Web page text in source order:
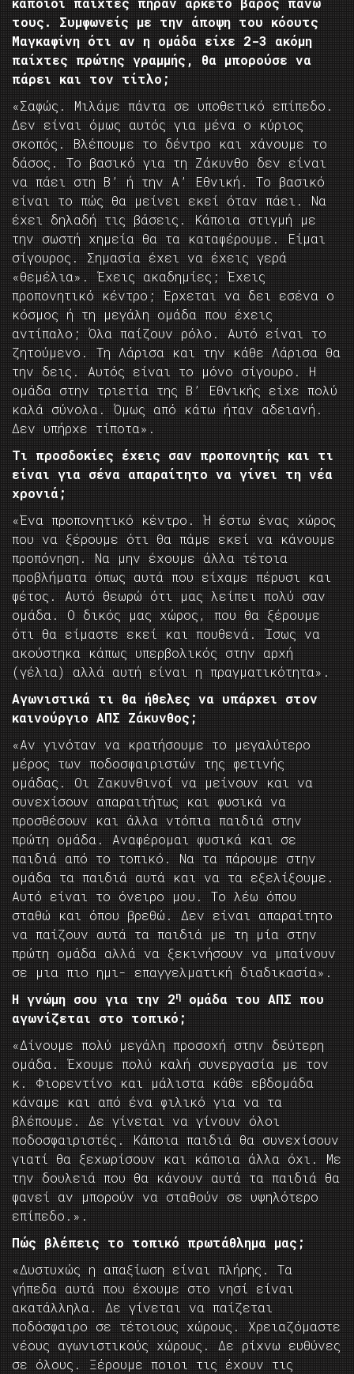
τους. Συμφωνείς με την άποψη του κόουτς
Μαγκαφίνη ότι αν η ομάδα είχε 2-3 ακόμη
παίχτες πρώτης γραμμής, θα μπορούσε να
πάρει και τον τίτλο;
«Σαφώς. Μιλάμε πάντα σε υποθετικό επίπεδο.
Δεν είναι όμως αυτός για μένα ο κύριος
σκοπός. Βλέπουμε το δέντρο και χάνουμε το
δάσος. Το βασικό για τη Ζάκυνθο δεν είναι
να πάει στη Β’ ή την Α’ Εθνική. Το βασικό
είναι το πώς θα μείνει εκεί όταν πάει. Να
έχει δηλαδή τις βάσεις. Κάποια στιγμή με
την σωστή χημεία θα τα καταφέρουμε. Είμαι
σίγουρος. Σημασία έχει να έχεις γερά
«θεμέλια». Έχεις ακαδημίες; Έχεις
προπονητικό κέντρο; Έρχεται να δει εσένα ο
κόσμος ή τη μεγάλη ομάδα που έχεις
αντίπαλο; Όλα παίζουν ρόλο. Αυτό είναι το
ζητούμενο. Τη Λάρισα και την κάθε Λάρισα θα
την δεις. Αυτός είναι το μόνο σίγουρο. Η
ομάδα στην τριετία της Β’ Εθνικής είχε πολύ
καλά σύνολα. Όμως από κάτω ήταν αδειανή.
Δεν υπήρχε τίποτα».
Τι προσδοκίες έχεις σαν προπονητής και τι
είναι για σένα απαραίτητο να γίνει τη νέα
χρονιά;
«Ένα προπονητικό κέντρο. Ή έστω ένας χώρος
που να ξέρουμε ότι θα πάμε εκεί να κάνουμε
προπόνηση. Να μην έχουμε άλλα τέτοια
προβλήματα όπως αυτά που είχαμε πέρυσι και
φέτος. Αυτό θεωρώ ότι μας λείπει πολύ σαν
ομάδα. Ο δικός μας χώρος, που θα ξέρουμε
ότι θα είμαστε εκεί και πουθενά. Ίσως να
ακούστηκα κάπως υπερβολικός στην αρχή
(γέλια) αλλά αυτή είναι η πραγματικότητα».
Αγωνιστικά τι θα ήθελες να υπάρχει στον
καινούργιο ΑΠΣ Ζάκυνθος;
«Αν γινόταν να κρατήσουμε το μεγαλύτερο
μέρος των ποδοσφαιριστών της φετινής
ομάδας. Οι Ζακυνθινοί να μείνουν και να
συνεχίσουν απαραιτήτως και φυσικά να
προσθέσουν και άλλα ντόπια παιδιά στην
πρώτη ομάδα. Αναφέρομαι φυσικά και σε
παιδιά από το τοπικό. Να τα πάρουμε στην
ομάδα τα παιδιά αυτά και να τα εξελίξουμε.
Αυτό είναι το όνειρο μου. Το λέω όπου
σταθώ και όπου βρεθώ. Δεν είναι απαραίτητο
να παίζουν αυτά τα παιδιά με τη μία στην
πρώτη ομάδα αλλά να ξεκινήσουν να μπαίνουν
σε μια πιο ημι- επαγγελματική διαδικασία».
Η γνώμη σου για την 2η
ομάδα του ΑΠΣ που
αγωνίζεται στο τοπικό;
«Δίνουμε πολύ μεγάλη προσοχή στην δεύτερη
ομάδα. Έχουμε πολύ καλή συνεργασία με τον
κ. Φιορεντίνο και μάλιστα κάθε εβδομάδα
κάναμε και από ένα φιλικό για να τα
βλέπουμε. Δε γίνεται να γίνουν όλοι
ποδοσφαιριστές. Κάποια παιδιά θα συνεχίσουν
γιατί θα ξεχωρίσουν και κάποια άλλα όχι. Με
την δουλειά που θα κάνουν αυτά τα παιδιά θα
φανεί αν μπορούν να σταθούν σε υψηλότερο
επίπεδο.».
Πώς βλέπεις το τοπικό πρωτάθλημα μας;
«Δυστυχώς η απαξίωση είναι πλήρης. Τα
γήπεδα αυτά που έχουμε στο νησί είναι
ακατάλληλα. Δε γίνεται να παίζεται
ποδόσφαιρο σε τέτοιους χώρους. Χρειαζόμαστε
νέους αγωνιστικούς χώρους. Δε ρίχνω ευθύνες
σε όλους. Ξέρουμε ποιοι τις έχουν τις